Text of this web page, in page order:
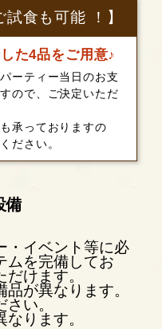
試食も可能 ！】
た4品をご用意♪
ーティー当日のお支
ので、ご決定いただ
承っておりますの
ださい。
備
・イベント等に必
ムを完備してお
けます。
が異なります。
い。
ります。